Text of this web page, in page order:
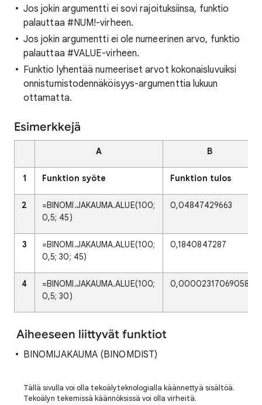
Jos jokin argumentti ei sovi rajoituksiinsa, funktio
palauttaa #NUM!-virheen.
Jos jokin argumentti ei ole numeerinen arvo, funktio
palauttaa #VALUE-virheen.
Funktio lyhentää numeeriset arvot kokonaisluvuiksi
onnistumistodennäköisyys-argumenttia lukuun
ottamatta.
Esimerkkejä
A B
1 Funktion syöte Funktion tulos
2
=BINOMI.JAKAUMA.ALUE(100;
0,5; 45)
0,04847429663
3
=BINOMI.JAKAUMA.ALUE(100;
0,5; 30; 45)
0,1840847287
4
=BINOMI.JAKAUMA.ALUE(100;
0,5; 30)
0,00002317069058
Aiheeseen liittyvät funktiot
BINOMIJAKAUMA (BINOMDIST)
Tällä sivulla voi olla tekoälyteknologialla käännettyä sisältöä.
Tekoälyn tekemissä käännöksissä voi olla virheitä.